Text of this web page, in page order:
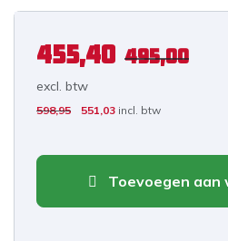
455,40 495,00
excl. btw
598,95 551,03 incl. btw
Toevoegen aan